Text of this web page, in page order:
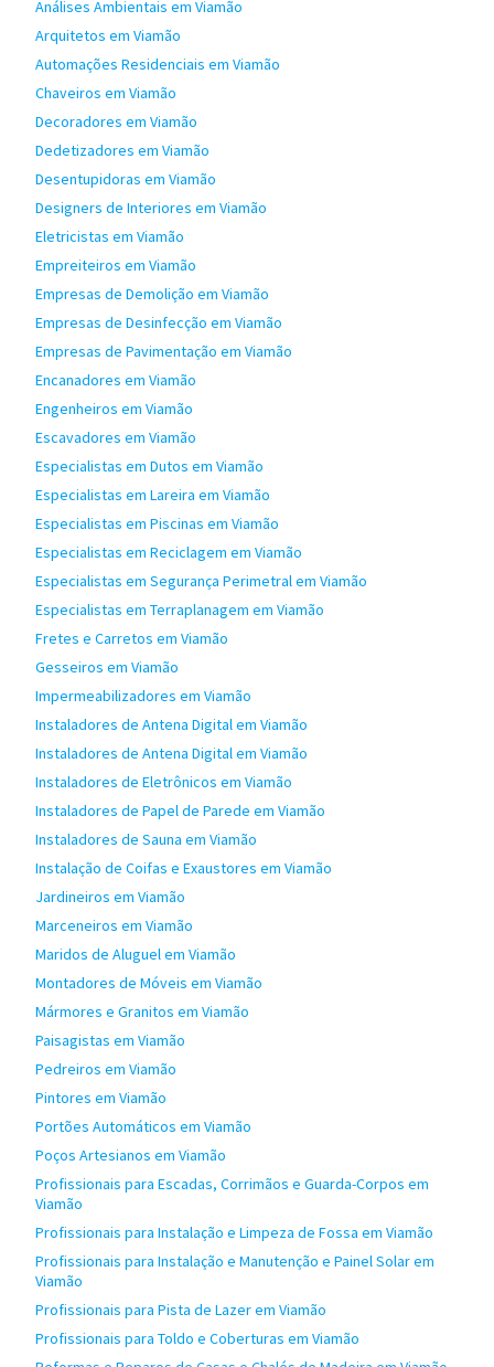
Análises Ambientais em Viamão
Arquitetos em Viamão
Automações Residenciais em Viamão
Chaveiros em Viamão
Decoradores em Viamão
Dedetizadores em Viamão
Desentupidoras em Viamão
Designers de Interiores em Viamão
Eletricistas em Viamão
Empreiteiros em Viamão
Empresas de Demolição em Viamão
Empresas de Desinfecção em Viamão
Empresas de Pavimentação em Viamão
Encanadores em Viamão
Engenheiros em Viamão
Escavadores em Viamão
Especialistas em Dutos em Viamão
Especialistas em Lareira em Viamão
Especialistas em Piscinas em Viamão
Especialistas em Reciclagem em Viamão
Especialistas em Segurança Perimetral em Viamão
Especialistas em Terraplanagem em Viamão
Fretes e Carretos em Viamão
Gesseiros em Viamão
Impermeabilizadores em Viamão
Instaladores de Antena Digital em Viamão
Instaladores de Antena Digital em Viamão
Instaladores de Eletrônicos em Viamão
Instaladores de Papel de Parede em Viamão
Instaladores de Sauna em Viamão
Instalação de Coifas e Exaustores em Viamão
Jardineiros em Viamão
Marceneiros em Viamão
Maridos de Aluguel em Viamão
Montadores de Móveis em Viamão
Mármores e Granitos em Viamão
Paisagistas em Viamão
Pedreiros em Viamão
Pintores em Viamão
Portões Automáticos em Viamão
Poços Artesianos em Viamão
Profissionais para Escadas, Corrimãos e Guarda-Corpos em
Viamão
Profissionais para Instalação e Limpeza de Fossa em Viamão
Profissionais para Instalação e Manutenção e Painel Solar em
Viamão
Profissionais para Pista de Lazer em Viamão
Profissionais para Toldo e Coberturas em Viamão